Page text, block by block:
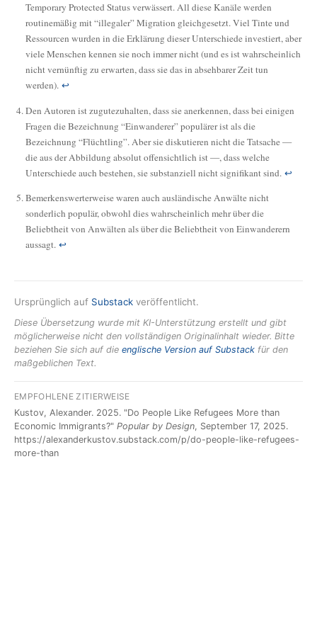
Temporary Protected Status verwässert. All diese Kanäle werden
routinemäßig mit “illegaler” Migration gleichgesetzt. Viel Tinte und
Ressourcen wurden in die Erklärung dieser Unterschiede investiert, aber
viele Menschen kennen sie noch immer nicht (und es ist wahrscheinlich
nicht vernünftig zu erwarten, dass sie das in absehbarer Zeit tun
werden). ↩
Den Autoren ist zugutezuhalten, dass sie anerkennen, dass bei einigen
Fragen die Bezeichnung “Einwanderer” populärer ist als die
Bezeichnung “Flüchtling”. Aber sie diskutieren nicht die Tatsache —
die aus der Abbildung absolut offensichtlich ist —, dass welche
Unterschiede auch bestehen, sie substanziell nicht signifikant sind. ↩
Bemerkenswerterweise waren auch ausländische Anwälte nicht
sonderlich populär, obwohl dies wahrscheinlich mehr über die
Beliebtheit von Anwälten als über die Beliebtheit von Einwanderern
aussagt. ↩
Ursprünglich auf Substack veröffentlicht.
Diese Übersetzung wurde mit KI-Unterstützung erstellt und gibt
möglicherweise nicht den vollständigen Originalinhalt wieder. Bitte
beziehen Sie sich auf die englische Version auf Substack für den
maßgeblichen Text.
EMPFOHLENE ZITIERWEISE
Kustov, Alexander. 2025. "Do People Like Refugees More than
Economic Immigrants?" Popular by Design, September 17, 2025.
https://alexanderkustov.substack.com/p/do-people-like-refugees-
more-than